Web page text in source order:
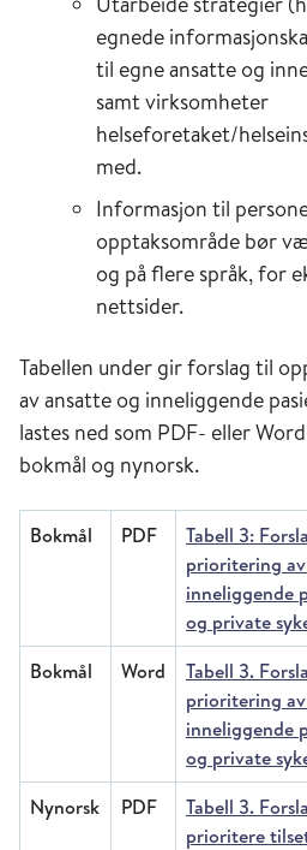
egnede
til egne ansatte og
samt virksomheter
helseforetaket/
med.
Informasjon til
opptaksområde bør
og på flere språk, for
nettsider.
Tabellen under gir forslag til
av ansatte og inneliggende
lastes ned som PDF- eller
bokmål og nynorsk.
Bokmål PDF
Tabell 3:
prioritering
inneliggende
og private
Bokmål
Word
Tabell 3.
prioritering
inneliggende
og private
Nynorsk
PDF
Tabell 3.
prioritere